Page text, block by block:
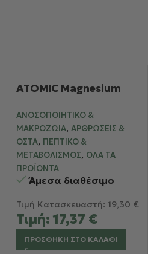
ATOMIC Magnesium
ΑΝΟΣΟΠΟΙΗΤΙΚΌ &
ΜΑΚΡΟΖΩΊΑ, ΑΡΘΡΏΣΕΙΣ &
ΟΣΤΆ, ΠΕΠΤΙΚΌ &
ΜΕΤΑΒΟΛΙΣΜΌΣ, ΌΛΑ ΤΑ
ΠΡΟΪΌΝΤΑ
Άμεσα διαθέσιμο
Τιμή Κατασκευαστή: 19,30 €
Τιμή: 17,37 €
ΠΡΟΣΘΉΚΗ ΣΤΟ ΚΑΛΆΘΙ